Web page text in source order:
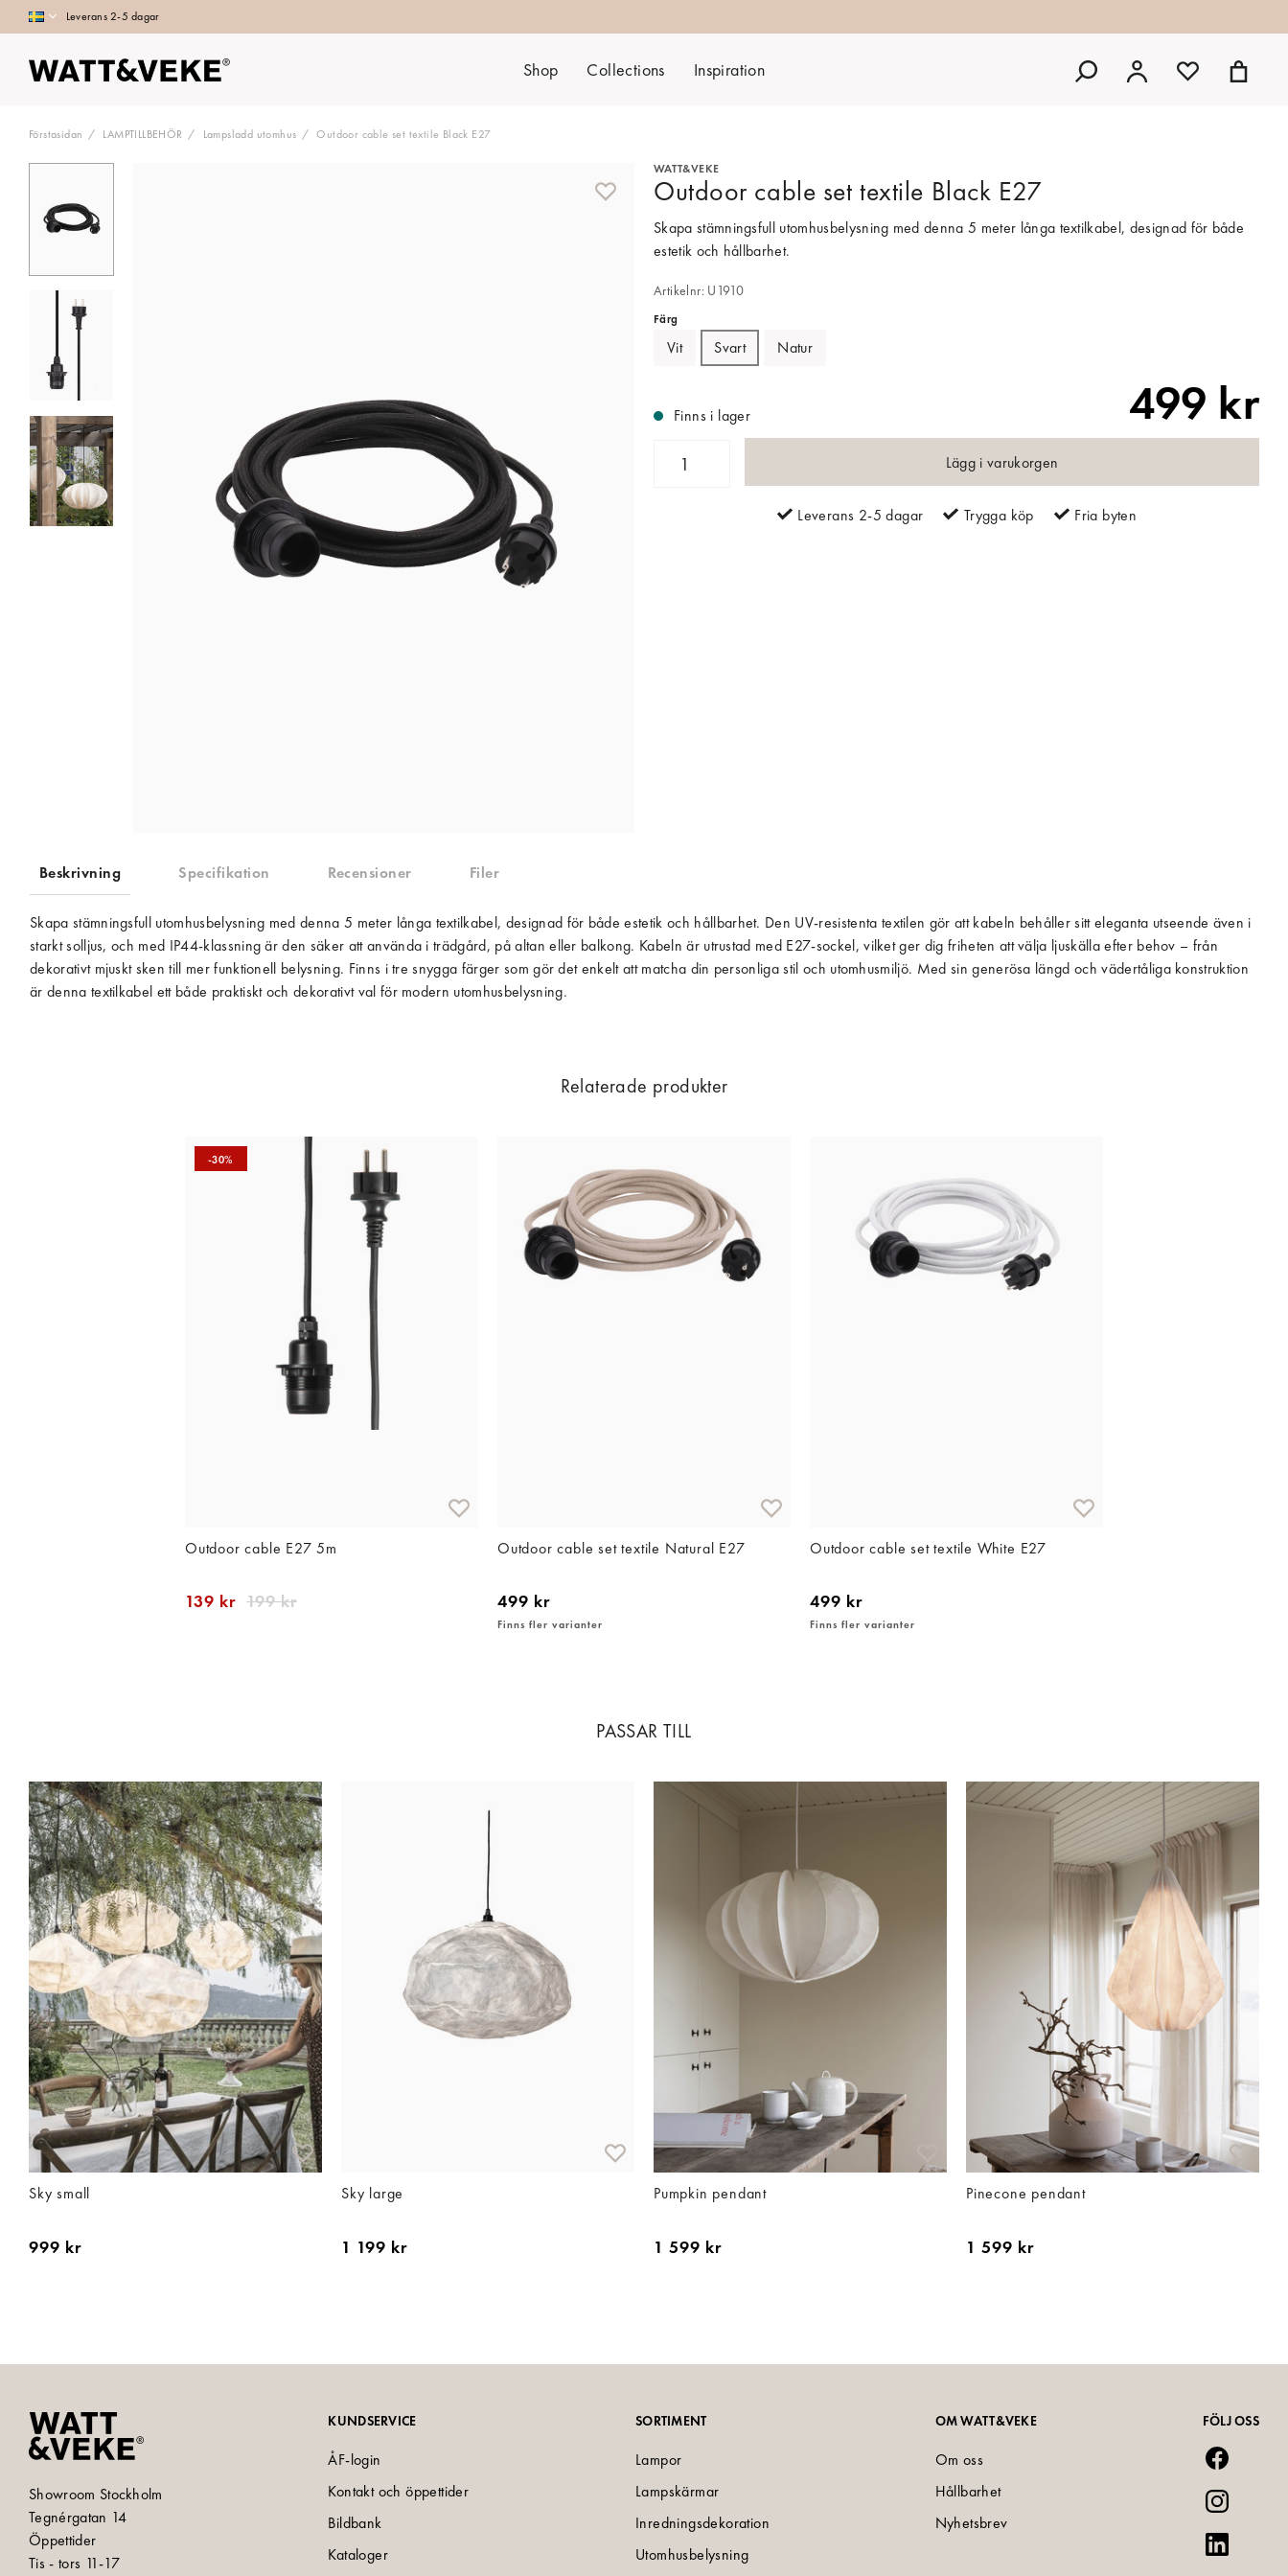
Leverans 2-5 dagar
Shop Collections Inspiration
Förstasidan LAMPTILLBEHÖR Lampsladd utomhus Outdoor cable set textile Black E27
WATT&VEKE
Outdoor cable set textile Black E27
Skapa stämningsfull utomhusbelysning med denna 5 meter långa textilkabel, designad för både
estetik och hållbarhet.
Artikelnr: U1910
Färg
Vit Svart Natur
Finns i lager 499 kr
Lägg i varukorgen
Leverans 2-5 dagar Trygga köp Fria byten
Beskrivning Specifikation Recensioner Filer
Skapa stämningsfull utomhusbelysning med denna 5 meter långa textilkabel, designad för både estetik och hållbarhet. Den UV-resistenta textilen gör att kabeln behåller sitt eleganta utseende även i
starkt solljus, och med IP44-klassning är den säker att använda i trädgård, på altan eller balkong. Kabeln är utrustad med E27-sockel, vilket ger dig friheten att välja ljuskälla efter behov – från
dekorativt mjuskt sken till mer funktionell belysning. Finns i tre snygga färger som gör det enkelt att matcha din personliga stil och utomhusmiljö. Med sin generösa längd och vädertåliga konstruktion
är denna textilkabel ett både praktiskt och dekorativt val för modern utomhusbelysning.
Relaterade produkter
-30%
Outdoor cable E27 5m
139 kr 199 kr
Outdoor cable set textile Natural E27
499 kr
Finns fler varianter
Outdoor cable set textile White E27
499 kr
Finns fler varianter
PASSAR TILL
Sky small
999 kr
Sky large
1 199 kr
Pumpkin pendant
1 599 kr
Pinecone pendant
1 599 kr
Showroom Stockholm
Tegnérgatan 14
Öppettider
Tis - tors 11-17
KUNDSERVICE
ÅF-login
Kontakt och öppettider
Bildbank
Kataloger
SORTIMENT
Lampor
Lampskärmar
Inredningsdekoration
Utomhusbelysning
OM WATT&VEKE
Om oss
Hållbarhet
Nyhetsbrev
FÖLJ OSS